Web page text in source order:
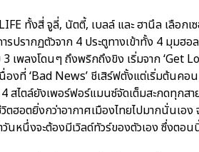
ทั้งสี่ จูลี่, นัตตี้, เบลล์ และ ฮานึล เลือก
ปรากฏตัวจาก 4 ประตูทางเข้าทั้ง 4 มุมฮ
พลงโดนๆ ถึงพริกถึงขิง เริ่มจาก ‘Get
งที่ ‘Bad News’ ชีเสิร์ฟตั้งแต่เริ่มต้นคอ
สไตล์ยังเพอร์ฟอร์แมนซ์จัดเต็มสะกดทุกส
ฮอตยิ่งกว่าอากาศเมืองไทยไปมากนั่นเอง
นหนึ่งจะต้องมีเวิลด์ทัวร์ของตัวเอง ซึ่งต